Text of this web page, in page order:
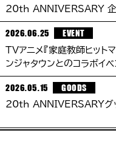
20th ANNIVERSARY 企
2026.06.25 EVENT
TVアニメ『家庭教師ヒット
ンジャタウンとのコラボイベ
2026.05.15 GOODS
20th ANNIVERSARYグ